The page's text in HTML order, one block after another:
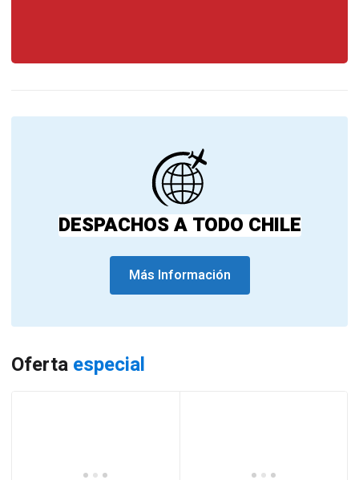
DESPACHOS A TODO CHILE
Más Información
Oferta especial